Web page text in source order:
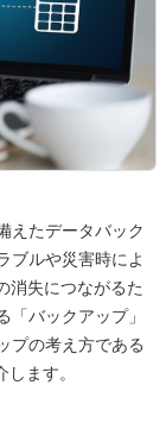
えたデータバック
ブルや災害時によ
消失につながるた
バックアップ」
プの考え方である
ます。